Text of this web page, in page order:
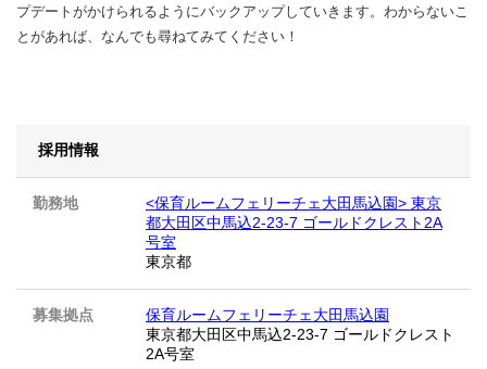
プデートがかけられるようにバックアップしていきます。わからないこ
とがあれば、なんでも尋ねてみてください！
採用情報
勤務地
<保育ルームフェリーチェ大田馬込園> 東京
都大田区中馬込2-23-7 ゴールドクレスト2A
号室
東京都
募集拠点
保育ルームフェリーチェ大田馬込園
東京都大田区中馬込2-23-7 ゴールドクレスト
2A号室